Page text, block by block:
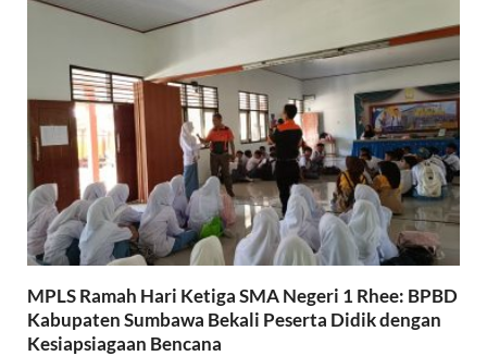
MPLS Ramah Hari Ketiga SMA Negeri 1 Rhee: BPBD
Kabupaten Sumbawa Bekali Peserta Didik dengan
Kesiapsiagaan Bencana